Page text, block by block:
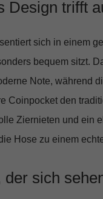
Design trifft
sich in einem
bequem sitzt.
Note, während
Coinpocket den
Ziernieten und ein
Hose zu einem
der sich